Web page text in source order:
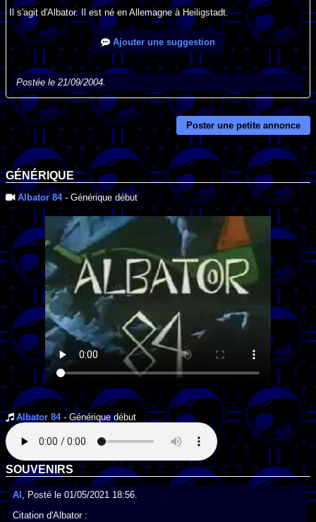
Il s'agit d'Albator. Il est né en Allemagne à Heiligstadt.
Ajouter une suggestion
Postée le 21/09/2004.
Poster une petite annonce
GÉNÉRIQUE
Albator 84- Générique début
Albator 84- Générique début
SOUVENIRS
Al , Posté le 01/05/2021 18:56.
Citation d'Albator :